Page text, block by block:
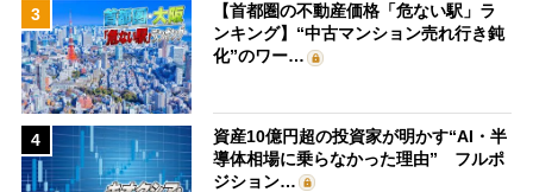
3
【首都圏の不動産価格「危ない駅」ラ
ンキング】“中古マンション売れ行き鈍
化”のワー…
4
資産10億円超の投資家が明かす“AI・半
導体相場に乗らなかった理由” フルポ
ジション…